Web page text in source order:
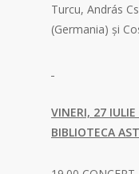
Turcu, András
(Germania) și
VINERI, 27
BIBLIOTECA